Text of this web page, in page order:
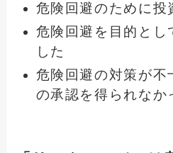
危険回避のために投
危険回避を目的とし
した
危険回避の対策が不
の承認を得られなか